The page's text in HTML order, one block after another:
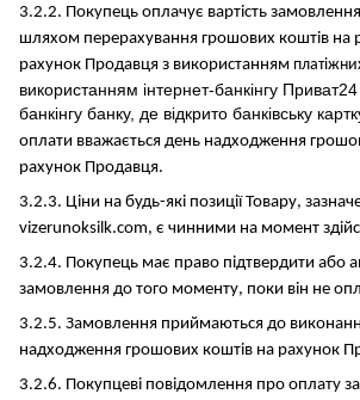
3.2.2. Покупець оплачує вартість
шляхом перерахування грошових коштів на
рахунок Продавця з використанням
використанням інтернет-банкінгу
банкінгу банку, де відкрито банківську
оплати вважається день надходження
рахунок Продавця.
3.2.3. Ціни на будь-які позиції Товару,
vizerunoksilk.com, є чинними на момент
3.2.4. Покупець має право підтвердити або
замовлення до того моменту, поки він не
3.2.5. Замовлення приймаються до
надходження грошових коштів на рахунок
3.2.6. Покупцеві повідомлення про оплату